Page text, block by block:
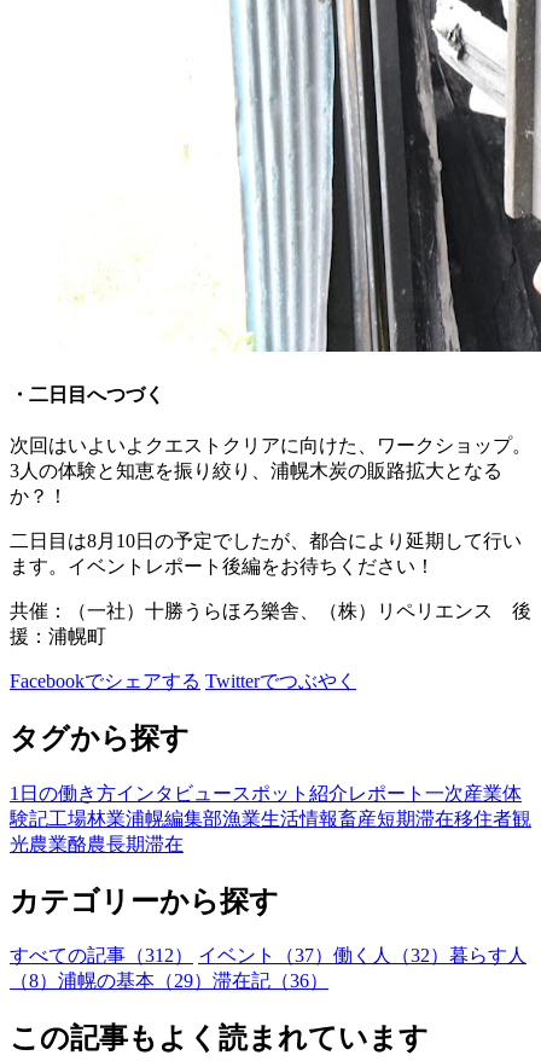
・二日目へつづく
次回はいよいよクエストクリアに向けた、ワークショップ。
3人の体験と知恵を振り絞り、浦幌木炭の販路拡大となる
か？！
二日目は8月10日の予定でしたが、都合により延期して行い
ます。イベントレポート後編をお待ちください！
共催：（一社）十勝うらほろ樂舎、（株）リペリエンス 後
援：浦幌町
Facebookでシェアする Twitterでつぶやく
タグから探す
1日の働き方インタビュースポット紹介レポート 一次産業体
験記工場林業浦幌編集部漁業生活情報畜産短期滞在移住者観
光農業酪農長期滞在
カテゴリーから探す
すべての記事（312） イベント（37） 働く人（32） 暮らす人
（8） 浦幌の基本（29） 滞在記（36）
この記事もよく読まれています